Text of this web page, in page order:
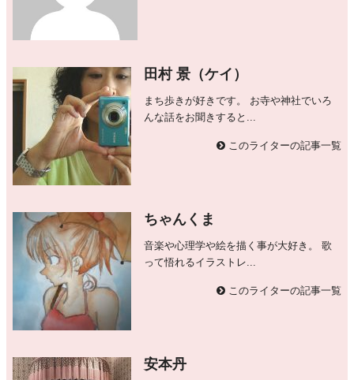
田村 景（ケイ）
まち歩きが好きです。 お寺や神社でいろ
んな話をお聞きすると...
このライターの記事一覧
ちゃんくま
音楽や心理学や絵を描く事が大好き。 歌
って悟れるイラストレ...
このライターの記事一覧
安本丹